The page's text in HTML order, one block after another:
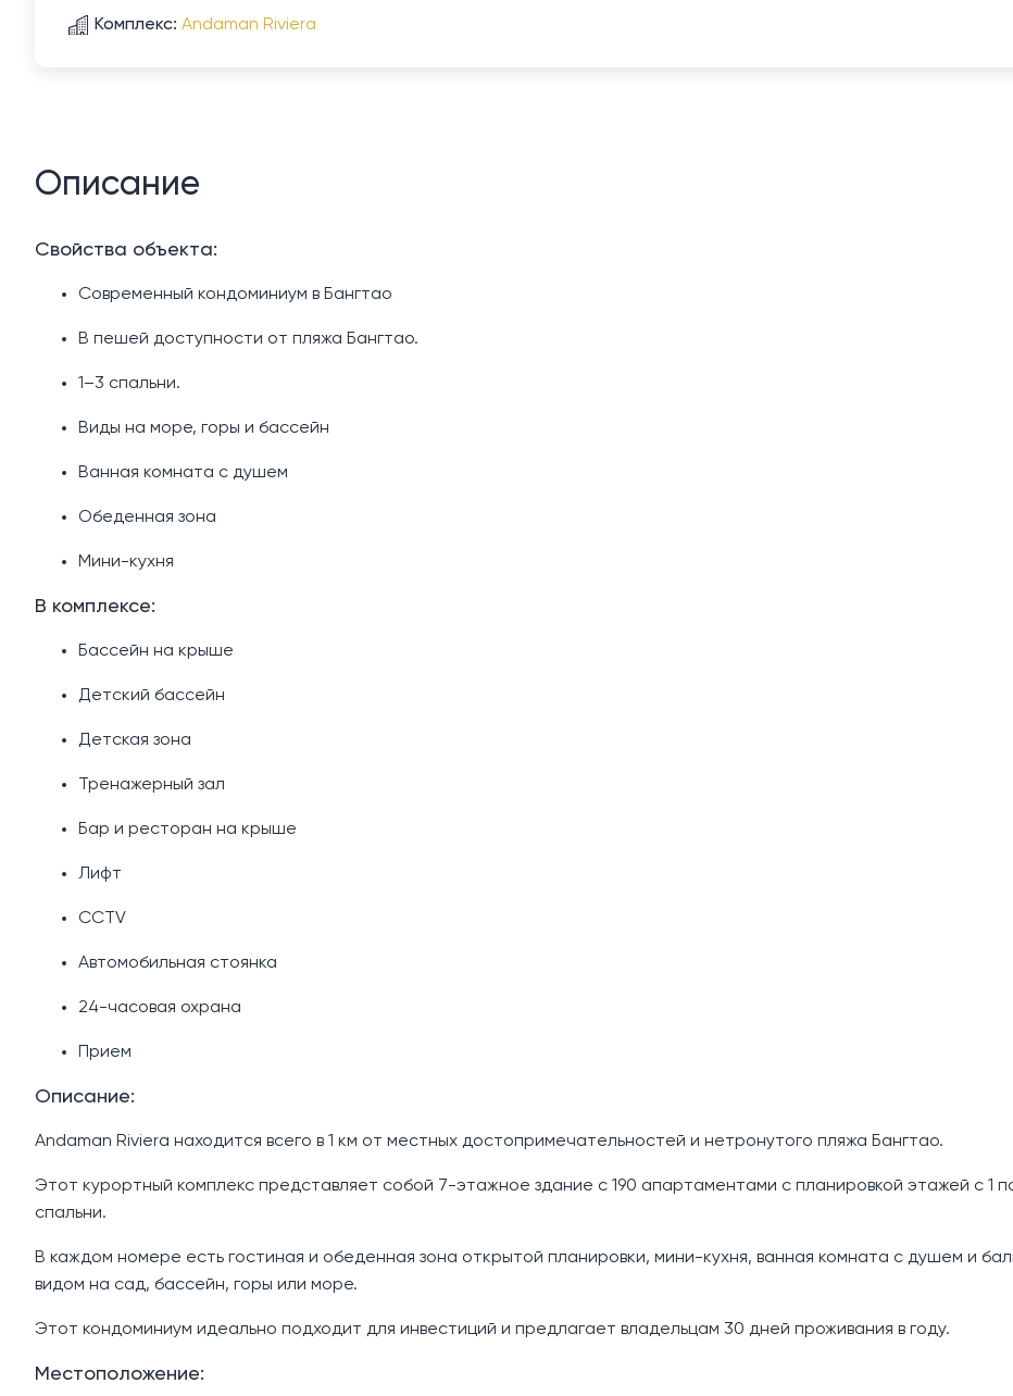
Комплекс: Andaman Riviera
Описание
Свойства объекта:
Современный кондоминиум в Бангтао
В пешей доступности от пляжа Бангтао.
1–3 спальни.
Виды на море, горы и бассейн
Ванная комната с душем
Обеденная зона
Мини-кухня
В комплексе:
Бассейн на крыше
Детский бассейн
Детская зона
Тренажерный зал
Бар и ресторан на крыше
Лифт
CCTV
Автомобильная стоянка
24-часовая охрана
Прием
Описание:
Andaman Riviera находится всего в 1 км от местных достопримечательностей и нетронутого пляжа Бангтао.
Этот курортный комплекс представляет собой 7-этажное здание с 190 апартаментами с планировкой этажей с 1
спальни.
В каждом номере есть гостиная и обеденная зона открытой планировки, мини-кухня, ванная комната с душем и
видом на сад, бассейн, горы или море.
Этот кондоминиум идеально подходит для инвестиций и предлагает владельцам 30 дней проживания в году.
Местоположение: